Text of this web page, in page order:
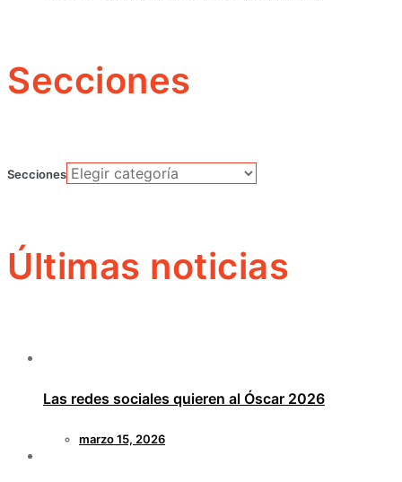
Secciones
Secciones
Últimas noticias
Las redes sociales quieren al Óscar 2026
marzo 15, 2026